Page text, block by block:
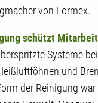
von Formex.
schützt
Systeme
und
der Reinigung